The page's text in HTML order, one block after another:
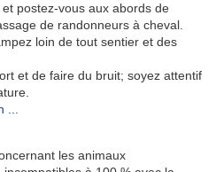
postez-vous aux abords de
de randonneurs à cheval.
loin de tout sentier et des
et de faire du bruit; soyez attentif
les animaux